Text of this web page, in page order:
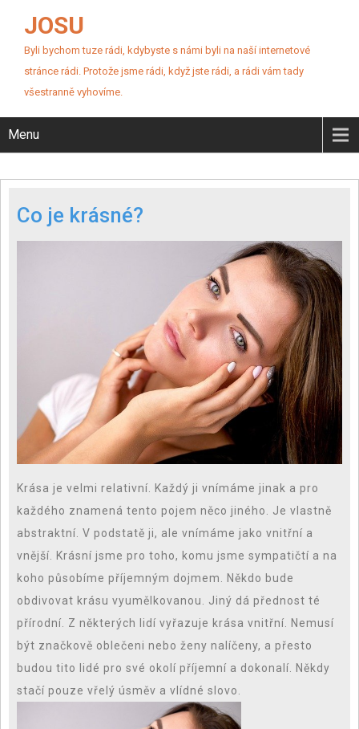
JOSU
Byli bychom tuze rádi, kdybyste s námi byli na naší internetové
stránce rádi. Protože jsme rádi, když jste rádi, a rádi vám tady
všestranně vyhovíme.
Menu
Co je krásné?
Krása je velmi relativní. Každý ji vnímáme jinak a pro
každého znamená tento pojem něco jiného. Je vlastně
abstraktní. V podstatě ji, ale vnímáme jako vnitřní a
vnější. Krásní jsme pro toho, komu jsme sympatičtí a na
koho působíme příjemným dojmem. Někdo bude
obdivovat krásu vyumělkovanou. Jiný dá přednost té
přírodní. Z některých lidí vyřazuje krása vnitřní. Nemusí
být značkově oblečeni nebo ženy nalíčeny, a přesto
budou tito lidé pro své okolí příjemní a dokonalí. Někdy
stačí pouze vřelý úsměv a vlídné slovo.